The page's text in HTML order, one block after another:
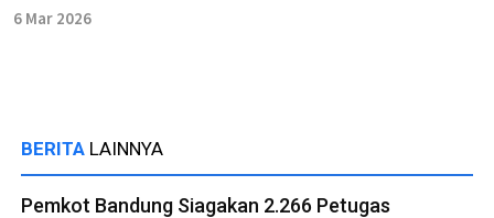
6 Mar 2026
BERITA LAINNYA
Pemkot Bandung Siagakan 2.266 Petugas